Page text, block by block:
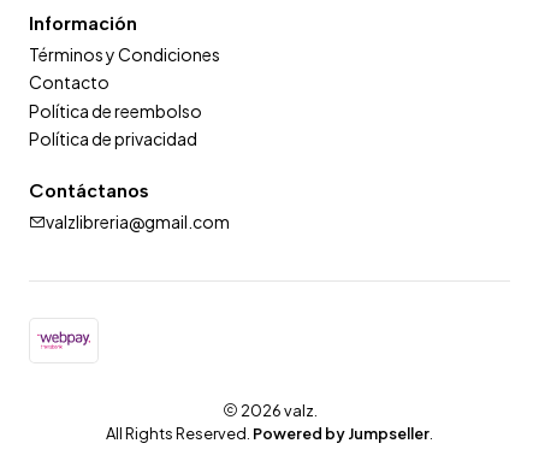
Información
Términos y Condiciones
Contacto
Política de reembolso
Política de privacidad
Contáctanos
valzlibreria@gmail.com
2026 valz.
All Rights Reserved. Powered by Jumpseller